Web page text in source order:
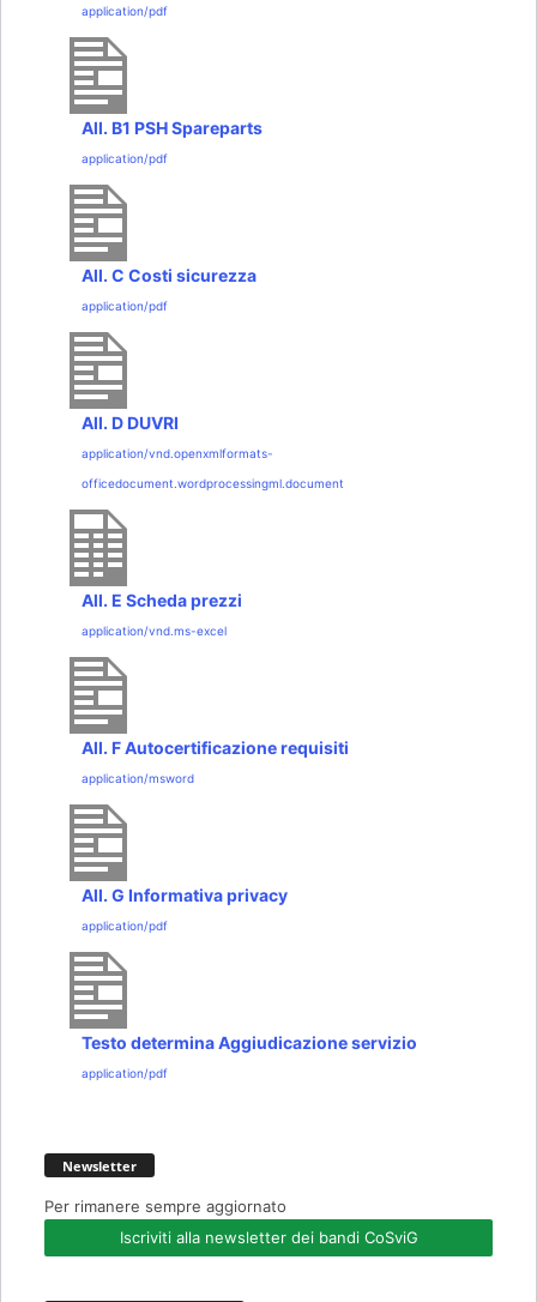
application/pdf
All. B1 PSH Spareparts
application/pdf
All. C Costi sicurezza
application/pdf
All. D DUVRI
application/vnd.openxmlformats-
officedocument.wordprocessingml.document
All. E Scheda prezzi
application/vnd.ms-excel
All. F Autocertificazione requisiti
application/msword
All. G Informativa privacy
application/pdf
Testo determina Aggiudicazione servizio
application/pdf
Newsletter
Per rimanere sempre aggiornato
Iscriviti alla newsletter dei bandi CoSviG